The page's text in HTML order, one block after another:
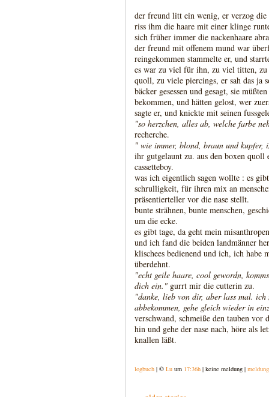
der freund litt ein wenig, er verzog
riss ihm die haare mit einer klinge
sich früher immer die nackenhaare
der freund mit offenem mund war
reingekommen stammelte er, und
es war zu viel für ihn, zu viel titten,
quoll, zu viele piercings, er sah das ja
bäcker gesessen und gesagt, sie
bekommen, und hätten gelost, wer
sagte er, und knickte mit seinen
"so herzchen, alles ab, welche farbe
recherche.
" wie immer, blond, braun und kupfer,
ihr gutgelaunt zu. aus den boxen
cassetteboy.
was ich eigentlich sagen wollte : es
schrulligkeit, für ihren mix an
präsentierteller vor die nase stellt.
bunte strähnen, bunte menschen,
um die ecke.
es gibt tage, da geht mein
und ich fand die beiden landmänner
klischees bedienend und ich, ich habe
überdehnt.
"echt geile haare, cool gewordn,
dich ein." gurrt mir die cutterin zu.
"danke, lieb von dir, aber lass mal. ich
abbekommen, gehe gleich wieder in
verschwand, schmeiße den tauben vor
hin und gehe der nase nach, höre als
knallen läßt.
logbuch | © Lu um 17:36h | keine meldung |